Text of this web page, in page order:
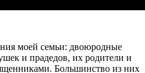
моей семьи: двоюродные
и прадедов, их родители и
Большинство из них